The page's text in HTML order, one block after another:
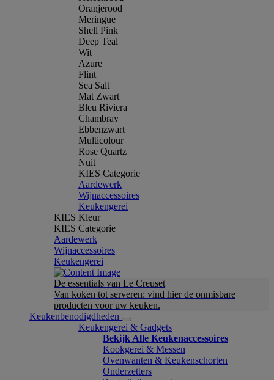
Oranjerood
Meringue
Shell Pink
Deep Teal
Wit
Azure
Flint
Sea Salt
Mat Zwart
Bleu Riviera
Chambray
Ebbenzwart
Multicolour
Rose Quartz
Nuit
KIES Categorie
Aardewerk
Wijnaccessoires
Keukengerei
KIES Kleur
KIES Categorie
Aardewerk
Wijnaccessoires
Keukengerei
De essentials van Le Creuset
Van koken tot serveren: vind hier de onmisbare
producten voor uw keuken.
Keukenbenodigdheden
Keukengerei & Gadgets
Bekijk Alle Keukenaccessoires
Kookgerei & Messen
Ovenwanten & Keukenschorten
Onderzetters